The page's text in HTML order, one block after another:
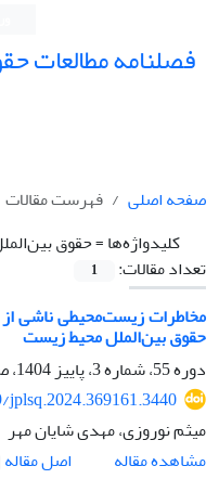
فصلنامه مطالعات
صفحه اصلی
فهرست مقالات
کلیدواژه‌ها =حقوق
تعداد مقالات:
1
مخاطرات زیست‌محیطی ناشی از
‏حقوق بین‌الملل محیط ‌زیست
دوره 55، شماره 3، پاییز 1404، صفحه
میثم نوروزی، مهدی شایان مهر
مشاهده مقاله
اصل مقاله